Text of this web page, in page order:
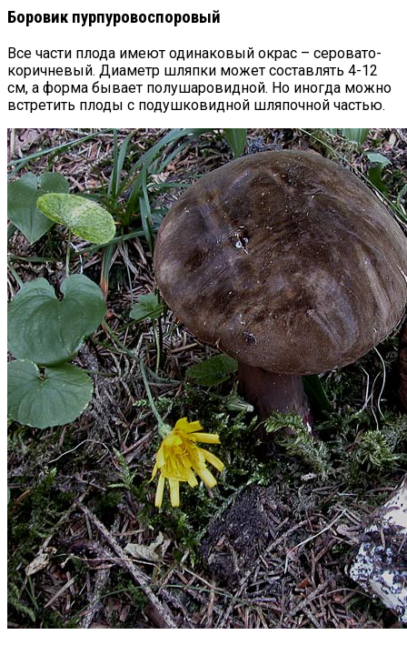
Боровик пурпуровоспоровый
Все части плода имеют одинаковый окрас – серовато-
коричневый. Диаметр шляпки может составлять 4-12
см, а форма бывает полушаровидной. Но иногда можно
встретить плоды с подушковидной шляпочной частью.